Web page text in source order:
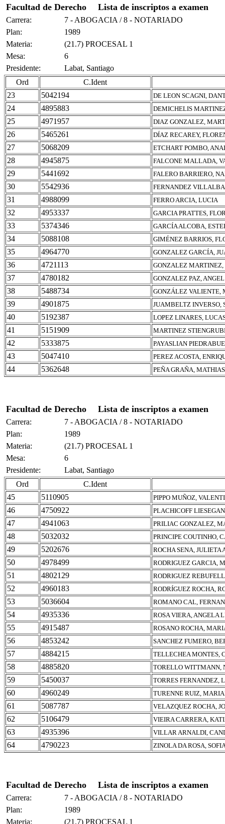
Facultad de Derecho Lista de inscriptos a examen
Carrera:
7 - ABOGACIA / 8 - NOTARIADO
Plan:
1989
Materia:
(21.7) PROCESAL 1
Mesa:
6
Presidente:
Labat, Santiago
Ord
C.Ident
23
5042194 DE LEON SCAGNI,
24 4895883 DEMICHELIS
25 4971957 DIAZ GONZALEZ,
26 5465261 DÍAZ RECAREY,
27 5068209 ETCHART POMBO,
28 4945875 FALCONE MALLADA,
29 5441692 FALERO BARRIERO,
30 5542936 FERNANDEZ
31 4988099 FERRO ARCIA, LUCIA
32 4953337 GARCIA PRATTES,
33 5374346 GARCÍA ALCOBA,
34 5088108 GIMÉNEZ BARRIOS,
35 4964770 GONZALEZ GARCÍA,
36 4721113 GONZALEZ
37 4780182 GONZALEZ PAZ,
38 5488734 GONZÁLEZ VALIENTE,
39 4901875 JUAMBELTZ INVERSO,
40 5192387 LOPEZ LINARES,
41 5151909 MARTINEZ
42 5333875 PAYASLIAN
43 5047410 PEREZ ACOSTA,
44 5362648 PEÑA GRAÑA, MATHIAS
Facultad de Derecho Lista de inscriptos a examen
Carrera:
7 - ABOGACIA / 8 - NOTARIADO
Plan:
1989
Materia:
(21.7) PROCESAL 1
Mesa:
6
Presidente:
Labat, Santiago
Ord
C.Ident
45
5110905 PIPPO MUÑOZ,
46 4750922 PLACHICOFF
47 4941063 PRILIAC GONZALEZ,
48 5032032 PRINCIPE COUTINHO,
49 5202676 ROCHA SENA, JULIETA
50 4978499 RODRIGUEZ GARCIA,
51 4802129 RODRIGUEZ
52 4960183 RODRÍGUEZ ROCHA,
53 5036604 ROMANO CAL,
54 4935336 ROSA VIERA, ANGELA
55 4915487 ROSANO ROCHA,
56 4853242 SANCHEZ FUMERO,
57 4884215 TELLECHEA MONTES,
58 4885820 TORELLO WITTMANN,
59 5450037 TORRES FERNANDEZ,
60 4960249 TURENNE RUIZ,
61 5087787 VELAZQUEZ ROCHA,
62 5106479 VIEIRA CARRERA,
63 4935396 VILLAR ARNALDI,
64 4790223 ZINOLA DA ROSA,
Facultad de Derecho Lista de inscriptos a examen
Carrera:
7 - ABOGACIA / 8 - NOTARIADO
Plan:
1989
Materia:
(21.7) PROCESAL 1